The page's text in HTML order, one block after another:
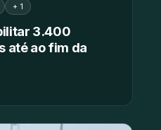
+ 1
3.400
até ao fim da